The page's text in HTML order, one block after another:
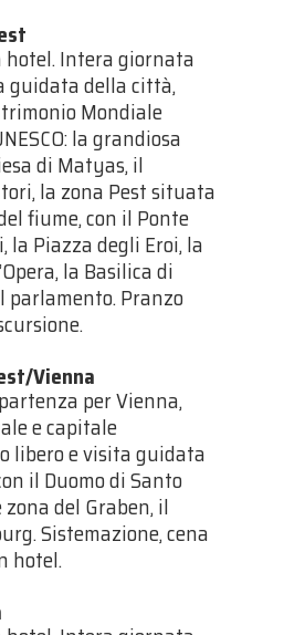
hotel. Intera giornata
guidata della città,
Mondiale
la grandiosa
di Matyas, il
la zona Pest situata
fiume, con il Ponte
la Piazza degli Eroi, la
la Basilica di
parlamento. Pranzo
Vienna
per Vienna,
e capitale
libero e visita guidata
il Duomo di Santo
del Graben, il
Sistemazione, cena
hotel.